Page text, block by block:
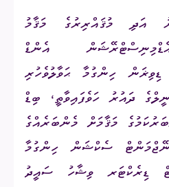
އަދި މުޤައްރިރުގެ މަޤާމު
އެންޑް
ހިންގުމާ ޙަވާލުވެހުރި
ދައުރު ހަވެފައިވާތީ، ބިޑް
މަޤާމަށް މެންބަރެއްގެ
ސެކްޝަން ހިންގުމާ
ޑިރެކްޓަރ ވިޝާހު ސައީދު